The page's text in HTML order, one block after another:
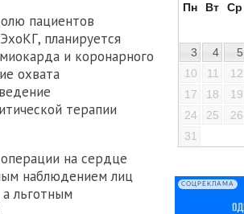
пациентов
планируется
и коронарного
охвата
терапии
на сердце
наблюдением лиц
льготным
Пн Вт Ср
3
4 5
10
11 12
17
18 19
24
25 26
31
СОЦРЕКЛАМА